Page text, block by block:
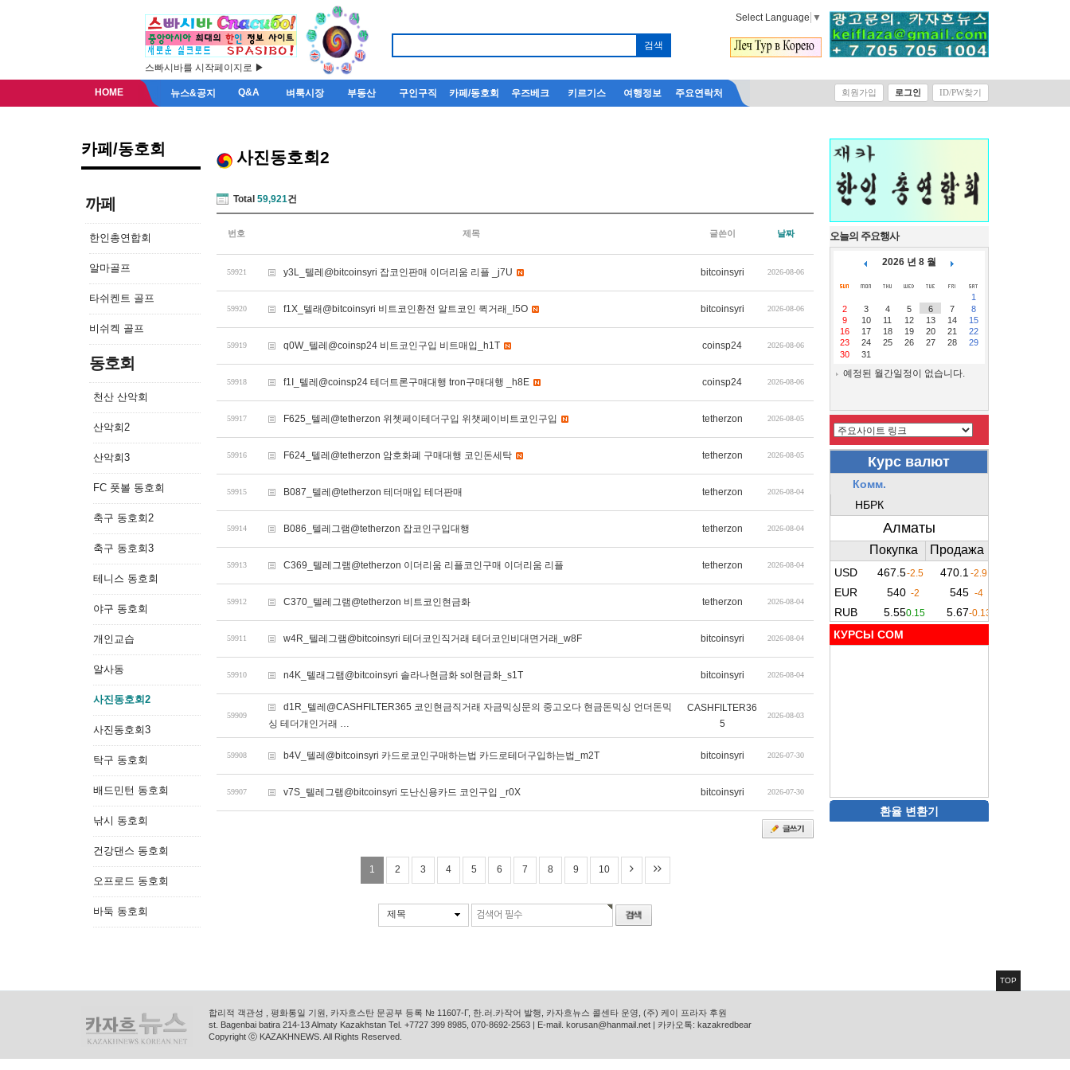
스빠시바를 시작페이지로 ▶
Select Language ▼
HOME 뉴스&공지 Q&A 벼룩시장 부동산 구인구직 카페/동호회 우즈베크 키르기스 여행정보 주요연락처 회원가입 로그인 ID/PW찾기
카페/동호회
까페
한인총연합회
알마골프
타쉬켄트 골프
비쉬켁 골프
동호회
천산 산악회
산악회2
산악회3
FC 풋볼 동호회
축구 동호회2
축구 동호회3
테니스 동호회
야구 동호회
개인교습
알사동
사진동호회2
사진동호회3
탁구 동호회
배드민턴 동호회
낚시 동호회
건강댄스 동호회
오프로드 동호회
바둑 동호회
사진동호회2
Total 59,921건
번호 제목 글쓴이 날짜
59921 y3L_텔레@bitcoinsyri 잡코인판매 이더리움 리플 _j7U bitcoinsyri 2026-08-06
59920 f1X_텔래@bitcoinsyri 비트코인환전 알트코인 퀵거래_l5O bitcoinsyri 2026-08-06
59919 q0W_텔레@coinsp24 비트코인구입 비트매입_h1T coinsp24 2026-08-06
59918 f1I_텔레@coinsp24 테더트론구매대행 tron구매대행 _h8E coinsp24 2026-08-06
59917 F625_텔레@tetherzon 위쳇페이테더구입 위챗페이비트코인구입 tetherzon 2026-08-05
59916 F624_텔레@tetherzon 암호화폐 구매대행 코인돈세탁 tetherzon 2026-08-05
59915 B087_텔레@tetherzon 테더매입 테더판매 tetherzon 2026-08-04
59914 B086_텔레그램@tetherzon 잡코인구입대행 tetherzon 2026-08-04
59913 C369_텔레그램@tetherzon 이더리움 리플코인구매 이더리움 리플 tetherzon 2026-08-04
59912 C370_텔레그램@tetherzon 비트코인현금화 tetherzon 2026-08-04
59911 w4R_텔레그램@bitcoinsyri 테더코인직거래 테더코인비대면거래_w8F bitcoinsyri 2026-08-04
59910 n4K_텔래그램@bitcoinsyri 솔라나현금화 sol현금화_s1T bitcoinsyri 2026-08-04
59909
d1R_텔레@CASHFILTER365 코인현금직거래 자금믹싱문의 중고오다 현금돈믹싱 언더돈믹
싱 테더개인거래 …
CASHFILTER36
5
2026-08-03
59908 b4V_텔레@bitcoinsyri 카드로코인구매하는법 카드로테더구입하는법_m2T bitcoinsyri 2026-07-30
59907 v7S_텔레그램@bitcoinsyri 도난신용카드 코인구입 _r0X bitcoinsyri 2026-07-30
1 2 3 4 5 6 7 8 9 10
제목
오늘의 주요행사
2026 년 8 월
1
2
3 4 5 6 7
8
9
10 11 12 13 14
15
16
17 18 19 20 21
22
23
24 25 26 27 28
29
30
31
예정된 월간일정이 없습니다.
КУРСЫ COM
환율 변환기
합리적 객관성 , 평화통일 기원, 카자흐스탄 문공부 등록 № 11607-Г, 한.러.카작어 발행, 카자흐뉴스 콜센타 운영, (주) 케이 프라자 후원
st. Bagenbai batira 214-13 Almaty Kazakhstan Tel. +7727 399 8985, 070-8692-2563 | E-mail. korusan@hanmail.net | 카카오톡: kazakredbear
Copyright ⓒ KAZAKHNEWS. All Rights Reserved.
TOP